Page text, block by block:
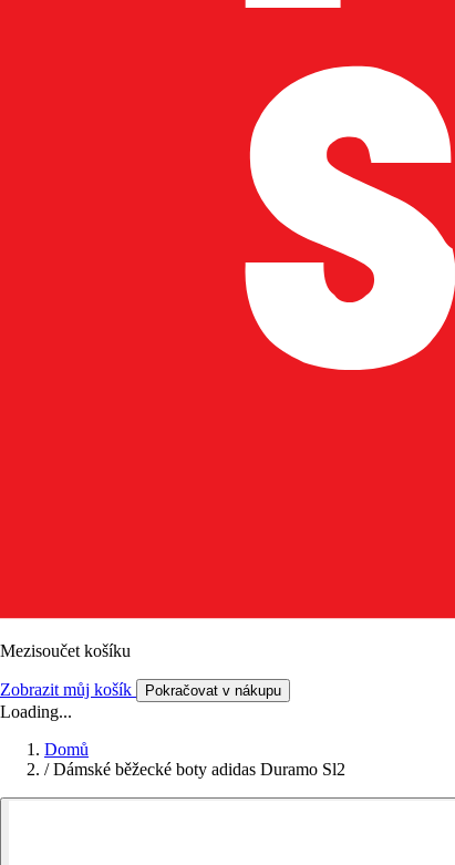
Mezisoučet košíku
Zobrazit můj košík Pokračovat v nákupu
Loading...
Domů
/ Dámské běžecké boty adidas Duramo Sl2